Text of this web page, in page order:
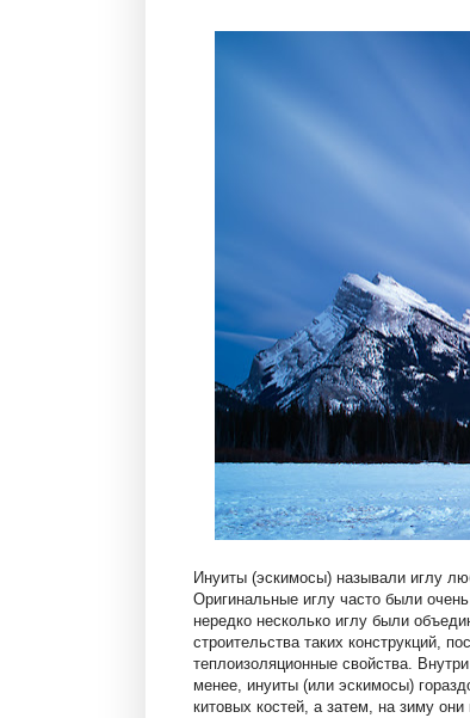
Инуиты (эскимосы) называли иглу
Оригинальные иглу часто были
нередко несколько иглу были
строительства таких конструкций,
теплоизоляционные свойства.
менее, инуиты (или эскимосы)
китовых костей, а затем, на зиму